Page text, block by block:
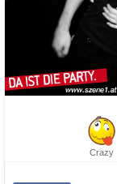
Crazy